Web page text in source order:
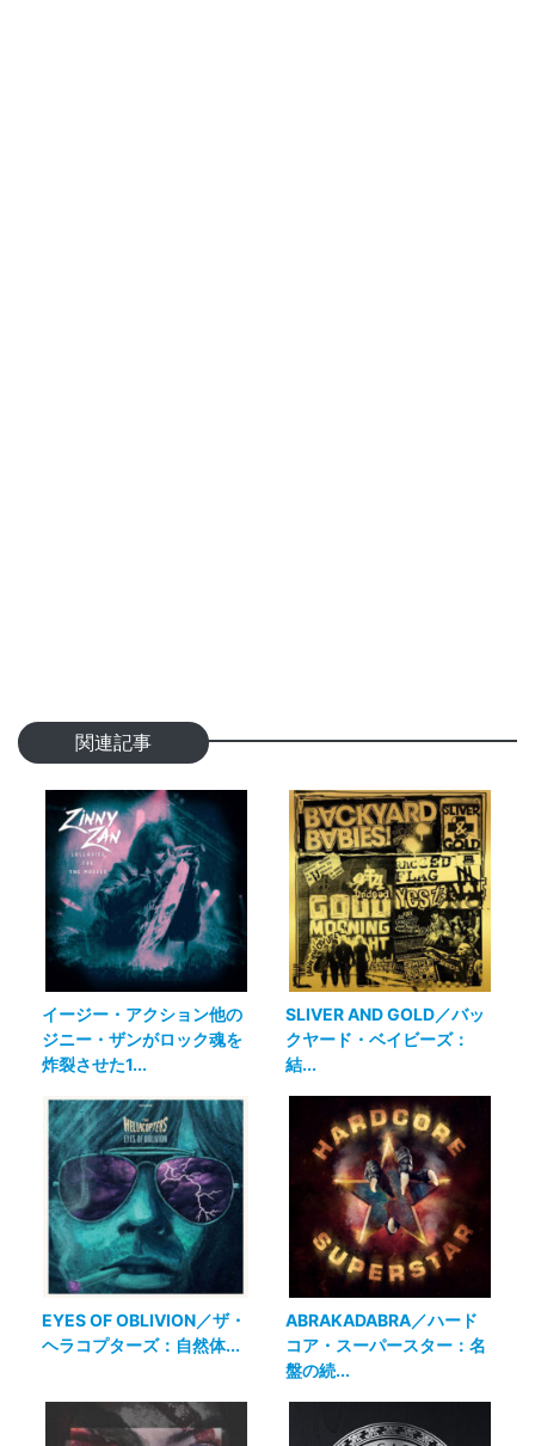
関連記事
イージー・アクション他の
ジニー・ザンがロック魂を
炸裂させた1...
SLIVER AND GOLD／バッ
クヤード・ベイビーズ：
結...
EYES OF OBLIVION／ザ・
ヘラコプターズ：自然体...
ABRAKADABRA／ハード
コア・スーパースター：名
盤の続...